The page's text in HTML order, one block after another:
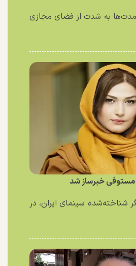
مدت‌ها به شدت از فضای مجازی
مستوفی خبرساز شد
شناخته‌شده سینمای ایران، در